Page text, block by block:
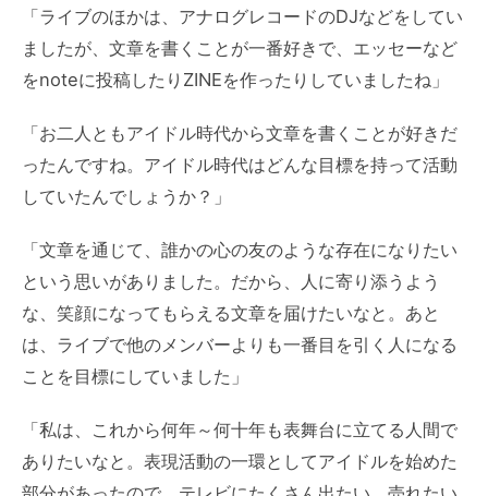
「ライブのほかは、アナログレコードのDJなどをしてい
ましたが、文章を書くことが一番好きで、エッセーなど
をnoteに投稿したりZINEを作ったりしていましたね」
「お二人ともアイドル時代から文章を書くことが好きだ
ったんですね。アイドル時代はどんな目標を持って活動
していたんでしょうか？」
「文章を通じて、誰かの心の友のような存在になりたい
という思いがありました。だから、人に寄り添うよう
な、笑顔になってもらえる文章を届けたいなと。あと
は、ライブで他のメンバーよりも一番目を引く人になる
ことを目標にしていました」
「私は、これから何年～何十年も表舞台に立てる人間で
ありたいなと。表現活動の一環としてアイドルを始めた